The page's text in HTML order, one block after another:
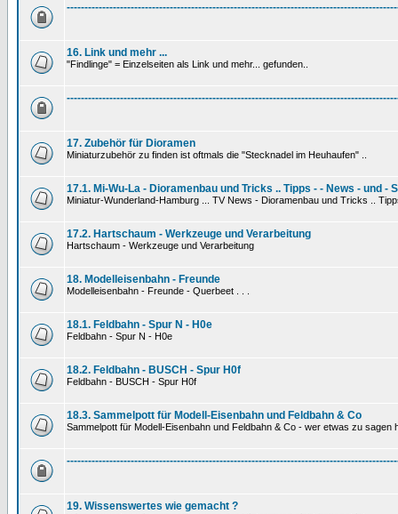
16. Link und mehr ...
"Findlinge" = Einzelseiten als Link und mehr... gefunden..
17. Zubehör für Dioramen
Miniaturzubehör zu finden ist oftmals die "Stecknadel im Heuhaufen" ..
17.1. Mi-Wu-La - Dioramenbau und Tricks .. Tipps - - News - und -
Miniatur-Wunderland-Hamburg ... TV News - Dioramenbau und Tricks ..
17.2. Hartschaum - Werkzeuge und Verarbeitung
Hartschaum - Werkzeuge und Verarbeitung
18. Modelleisenbahn - Freunde
Modelleisenbahn - Freunde - Querbeet . . .
18.1. Feldbahn - Spur N - H0e
Feldbahn - Spur N - H0e
18.2. Feldbahn - BUSCH - Spur H0f
Feldbahn - BUSCH - Spur H0f
18.3. Sammelpott für Modell-Eisenbahn und Feldbahn & Co
Sammelpott für Modell-Eisenbahn und Feldbahn & Co - wer etwas zu sagen
19. Wissenswertes wie gemacht ?